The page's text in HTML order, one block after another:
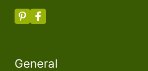
General